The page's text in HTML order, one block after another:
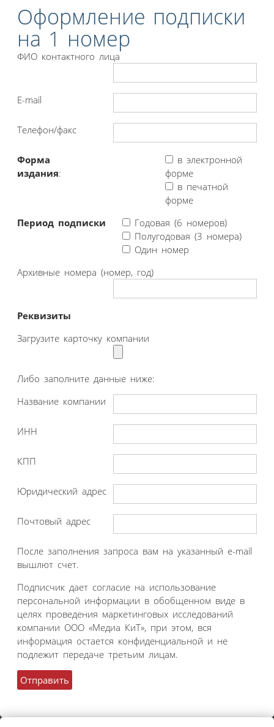
Оформление подписки
на 1 номер
ФИО контактного лица
E-mail
Телефон/факс
Форма
издания:
в электронной
форме
в печатной
форме
Период подписки
Годовая (6 номеров)
Полугодовая (3 номера)
Один номер
Архивные номера (номер, год)
Реквизиты
Загрузите карточку компании
Либо заполните данные ниже:
Название компании
ИНН
КПП
Юридический адрес
Почтовый адрес
После заполнения запроса вам на указанный e-mail
вышлют счет.
Подписчик дает согласие на использование
персональной информации в обобщенном виде в
целях проведения маркетинговых исследований
компании ООО «Медиа КиТ», при этом, вся
информация остается конфиденциальной и не
подлежит передаче третьим лицам.